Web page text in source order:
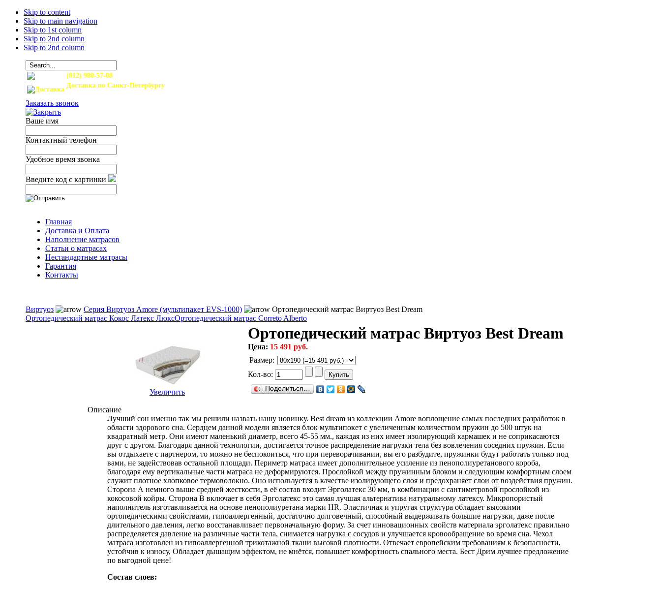
Skip to content
Skip to main navigation
Skip to 1st column
Skip to 2nd column
Skip to 2nd column
(812) 980-57-08
Доставка по Санкт-Петербургу
Заказать звонок
Ваше имя
Контактный телефон
Удобное время звонка
Введите код с картинки
Главная
Доставка и Оплата
Наполнение матрасов
Cтатьи о матрасах
Нестандартные матрасы
Гарантия
Контакты
Виртуоз Серия Виртуоз Amore (мультипакет EVS-1000)
Ортопедический матрас Виртуоз Best Dream
Ортопедический матрас Кокос Латекс ЛюксОртопедический матрас Correto Alberto
Увеличить
Ортопедический матрас Виртуоз Best Dream
Цена: 15 491 руб.
Размер:
Кол-во:
Поделиться…
Описание
Лучший сон именно так мы решили назвать нашу новинку. Best dream из коллекции Amore воплощение самых последних разработок в
области здорового сна. Сердцем данной модели является блок мультипокет с увеличенным количеством пружин до 500 штук на
квадратный метр. Они имеют маленький диаметр, всего 45-55 мм., каждая из них имеет изолирующий кармашек и не соприкасаются
друг с другом. Благодаря данной технологии, достигается точное распределение нагрузки тела без вовлечения соседних пружин. Если
вы отдыхаете с партнером, то можно не беспокоиться, что при переворачивании, вы его разбудите, пружинки будут работать только под
вами, не задействовав остальной площади. Периметр матраса имеет дополнительное усиление из пенополиуретанового короба,
благодаря ему вертикальные части матраса не деформируются. Прослойкой между пружинным блоком и следующим комфортным слоем
служит плотное хлопковое термоволокно. Оно используется в качестве изолирующего слоя и предохраняет слои от воздействия пружин.
Сторона А немного выше средней жесткости, в её состав входит Эрголатекс 30 мм, в комбинации с сантиметровой прослойкой из
кокосовой койры. Сторона В включает в себя Эрголатекс это самая лучшая альтернатива натуральному латексу. Микропористый
наполнитель изготавливается на основе пенополиуретана марки HR. Эластичная и упругая структура обладает высокими
ортопедическими свойствами, гипоаллергенный, достаточно долговечный, способный выдерживать большие нагрузки, даже после
длительного давления, легко восстанавливает первоначальную форму. За счет инновационных свойств материала эрголатекс правильно
распределяется давление на различные части тела, снимается нагрузка с сосудов и улучшается кровообращение во время сна. Чехол
матраса изготовлен из гипоаллергенной трикотажной ткани высокой плотности. Отвечает европейским требованиям к безопасности,
устойчив к износу, Обладает дышащим эффектом, не мнётся, повышает комфортность спального места. Бест Дрим лучшее предложение
по выгодной цене!
Состав слоев: